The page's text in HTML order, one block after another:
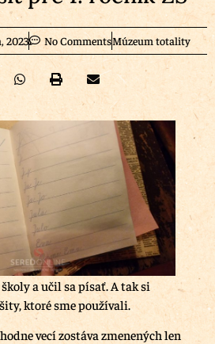
2023 No CommentsMúzeum totality
a učil sa písať. A tak si
ktoré sme používali.
vecí zostáva zmenených len